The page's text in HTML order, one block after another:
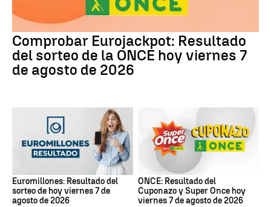
Comprobar Eurojackpot: Resultado
del sorteo de la ONCE hoy viernes 7
de agosto de 2026
Euromillones: Resultado del
sorteo de hoy viernes 7 de
agosto de 2026
ONCE: Resultado del
Cuponazo y Super Once hoy
viernes 7 de agosto de 2026